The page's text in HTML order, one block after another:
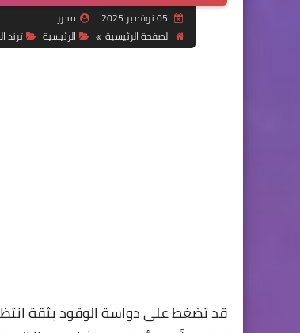
محرر
الصفحة الرئيسية
الرئيسية ترند
قد تضغط على دواسة الوقود بثقة